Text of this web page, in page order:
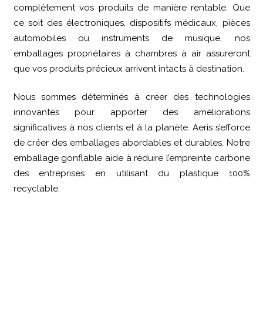
complètement vos produits de manière rentable. Que
ce soit des électroniques, dispositifs médicaux, pièces
automobiles ou instruments de musique, nos
emballages propriétaires à chambres à air assureront
que vos produits précieux arrivent intacts à destination.
Nous sommes déterminés à créer des technologies
innovantes pour apporter des améliorations
significatives à nos clients et à la planète. Aeris s’efforce
de créer des emballages abordables et durables. Notre
emballage gonflable aide à réduire l’empreinte carbone
des entreprises en utilisant du plastique 100%
recyclable.